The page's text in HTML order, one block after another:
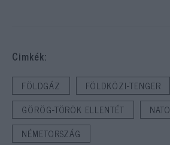
Cimkék:
FÖLDGÁZ
FÖLDKÖZI-TENGER
GÖRÖG-TÖRÖK ELLENTÉT
NATO
NÉMETORSZÁG